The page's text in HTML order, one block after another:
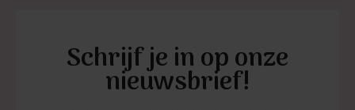
Schrijf je in op onze
nieuwsbrief!